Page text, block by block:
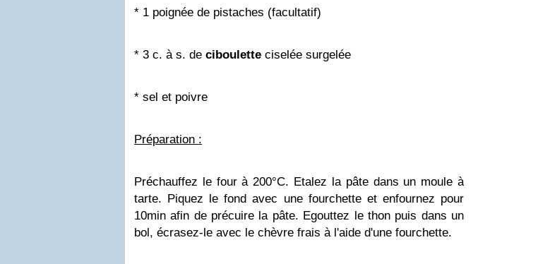
* 1 poignée de pistaches (facultatif)
* 3 c. à s. de ciboulette ciselée surgelée
* sel et poivre
Préparation :
Préchauffez le four à 200°C. Etalez la pâte dans un moule à
tarte. Piquez le fond avec une fourchette et enfournez pour
10min afin de précuire la pâte. Egouttez le thon puis dans un
bol, écrasez-le avec le chèvre frais à l'aide d'une fourchette.